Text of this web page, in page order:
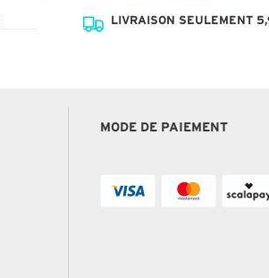
LIVRAISON SEULEMENT
MODE DE PAIEMENT